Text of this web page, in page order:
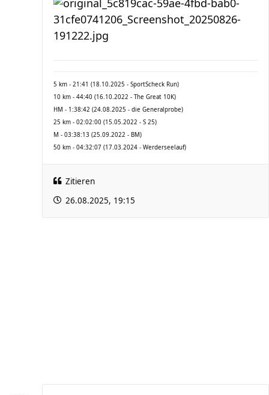
5 km - 21:41 (18.10.2025 - SportScheck Run)
10 km - 44:40 (16.10.2022 - The Great 10K)
HM - 1:38:42 (24.08.2025 - die Generalprobe)
25 km - 02:02:00 (15.05.2022 - S 25)
M - 03:38:13 (25.09.2022 - BM)
50 km - 04:32:07 (17.03.2024 - Werderseelauf)
Zitieren
26.08.2025, 19:15